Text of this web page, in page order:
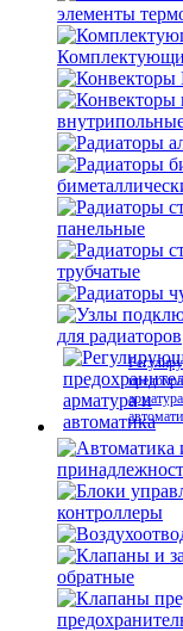
элементы
панельные
трубчатые
для радиаторов
контроллеры
обратные